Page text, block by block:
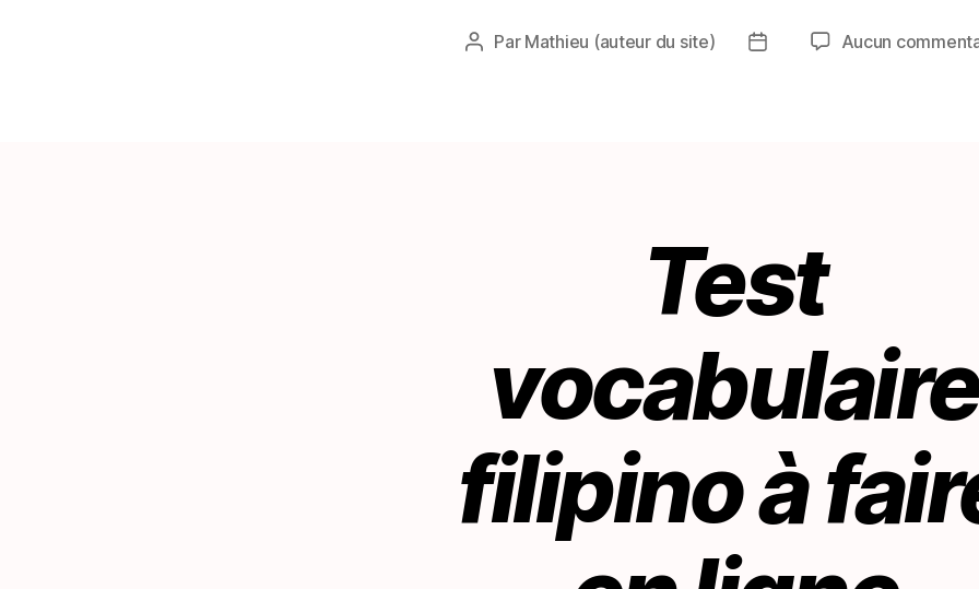
Auteur
Par Mathieu (auteur du site)
Date
Aucun
Test
vocabulaire
filipino à